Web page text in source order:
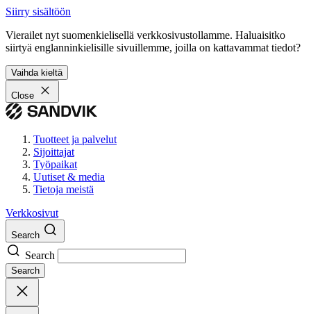
Siirry sisältöön
Vierailet nyt suomenkielisellä verkkosivustollamme. Haluaisitko
siirtyä englanninkielisille sivuillemme, joilla on kattavammat tiedot?
Vaihda kieltä
Close
Tuotteet ja palvelut
Sijoittajat
Työpaikat
Uutiset & media
Tietoja meistä
Verkkosivut
Search
Search
Search